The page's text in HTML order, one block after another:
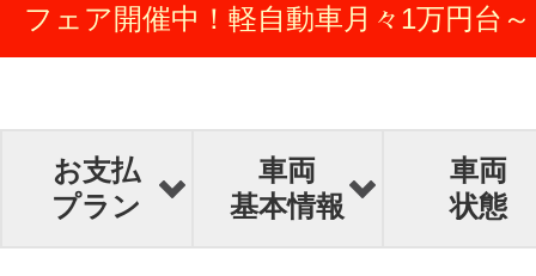
フェア開催中！軽自動車月々1万円台～
お支払
プラン
車両
基本情報
車両
状態